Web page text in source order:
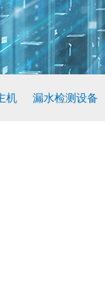
机 漏水检测设备